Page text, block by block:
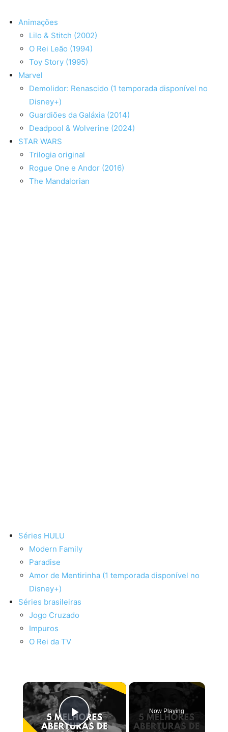
Animações
Lilo & Stitch (2002)
O Rei Leão (1994)
Toy Story (1995)
Marvel
Demolidor: Renascido (1 temporada disponível no
Disney+)
Guardiões da Galáxia (2014)
Deadpool & Wolverine (2024)
STAR WARS
Trilogia original
Rogue One e Andor (2016)
The Mandalorian
Séries HULU
Modern Family
Paradise
Amor de Mentirinha (1 temporada disponível no
Disney+)
Séries brasileiras
Jogo Cruzado
Impuros
O Rei da TV
×
Play Video
Now Playing